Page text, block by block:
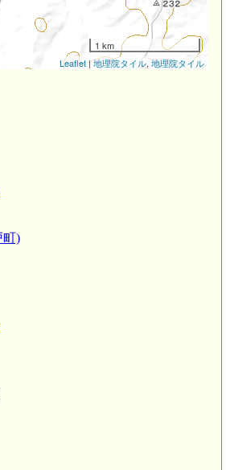
1 km
Leaflet|地理院タイル, 地理院タイル
町)